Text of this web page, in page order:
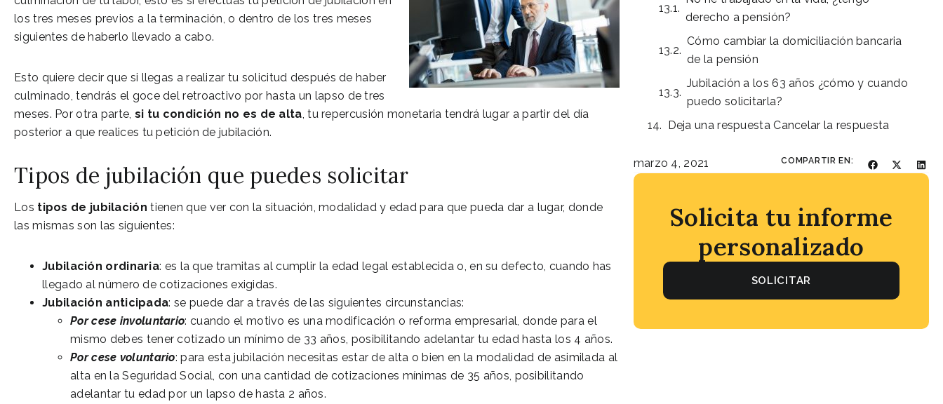
los tres meses previos a la terminación, o dentro de los tres meses
siguientes de haberlo llevado a cabo.
Esto quiere decir que si llegas a realizar tu solicitud después de haber
culminado, tendrás el goce del retroactivo por hasta un lapso de tres
meses. Por otra parte, si tu condición no es de alta , tu repercusión monetaria tendrá lugar a partir del día
posterior a que realices tu petición de jubilación.
Tipos de jubilación que puedes solicitar
Los tipos de jubilación tienen que ver con la situación, modalidad y edad para que pueda dar a lugar, donde
las mismas son las siguientes:
Jubilación ordinaria: es la que tramitas al cumplir la edad legal establecida o, en su defecto, cuando has
llegado al número de cotizaciones exigidas.
Jubilación anticipada: se puede dar a través de las siguientes circunstancias:
Por cese involuntario: cuando el motivo es una modificación o reforma empresarial, donde para el
mismo debes tener cotizado un mínimo de 33 años, posibilitando adelantar tu edad hasta los 4 años.
Por cese voluntario: para esta jubilación necesitas estar de alta o bien en la modalidad de asimilada al
alta en la Seguridad Social, con una cantidad de cotizaciones mínimas de 35 años, posibilitando
adelantar tu edad por un lapso de hasta 2 años.
derecho a pensión?
Cómo cambiar la domiciliación bancaria
de la pensión
Jubilación a los 63 años ¿cómo y cuando
puedo solicitarla?
Deja una respuesta Cancelar la respuesta
marzo 4, 2021 COMPARTIR EN:
Solicita tu informe
personalizado
SOLICITAR